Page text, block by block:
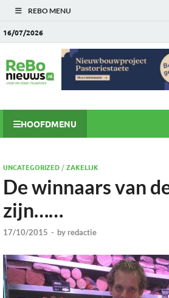
REBO MENU
16/07/2026
HOOFDMENU
UNCATEGORIZED/ZAKELIJK
De winnaars van
zijn……
17/10/2015 - by redactie